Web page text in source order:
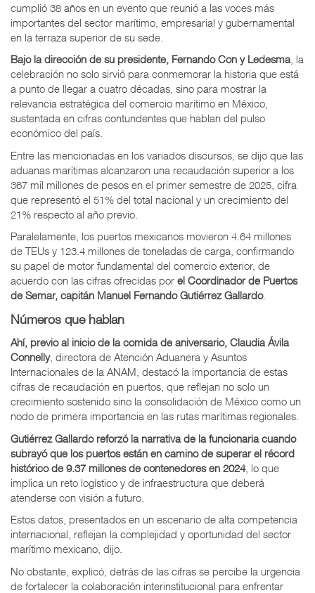
cumplió 38 años en un evento que reunió a las voces más
importantes del sector marítimo, empresarial y gubernamental
en la terraza superior de su sede.
Bajo la dirección de su presidente, Fernando Con y Ledesma, la
celebración no solo sirvió para conmemorar la historia que está
a punto de llegar a cuatro décadas, sino para mostrar la
relevancia estratégica del comercio marítimo en México,
sustentada en cifras contundentes que hablan del pulso
económico del país.
Entre las mencionadas en los variados discursos, se dijo que las
aduanas marítimas alcanzaron una recaudación superior a los
367 mil millones de pesos en el primer semestre de 2025, cifra
que representó el 51% del total nacional y un crecimiento del
21% respecto al año previo.
Paralelamente, los puertos mexicanos movieron 4.64 millones
de TEUs y 123.4 millones de toneladas de carga, confirmando
su papel de motor fundamental del comercio exterior, de
acuerdo con las cifras ofrecidas por el Coordinador de Puertos
de Semar, capitán Manuel Fernando Gutiérrez Gallardo.
Números que hablan
Ahí, previo al inicio de la comida de aniversario, Claudia Ávila
Connelly, directora de Atención Aduanera y Asuntos
Internacionales de la ANAM, destacó la importancia de estas
cifras de recaudación en puertos, que reflejan no solo un
crecimiento sostenido sino la consolidación de México como un
nodo de primera importancia en las rutas marítimas regionales.
Gutiérrez Gallardo reforzó la narrativa de la funcionaria cuando
subrayó que los puertos están en camino de superar el récord
histórico de 9.37 millones de contenedores en 2024, lo que
implica un reto logístico y de infraestructura que deberá
atenderse con visión a futuro.
Estos datos, presentados en un escenario de alta competencia
internacional, reflejan la complejidad y oportunidad del sector
marítimo mexicano, dijo.
No obstante, explicó, detrás de las cifras se percibe la urgencia
de fortalecer la colaboración interinstitucional para enfrentar